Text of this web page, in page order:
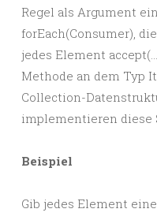
Regel als Argument
forEach(Consumer),
jedes Element
Methode an dem Typ
Collection-
implementieren diese
Beispiel
Gib jedes Element